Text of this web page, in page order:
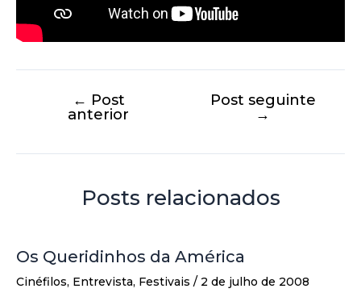
← Post
anterior
Post seguinte
→
Posts relacionados
Os Queridinhos da América
Cinéfilos, Entrevista, Festivais / 2 de julho de 2008